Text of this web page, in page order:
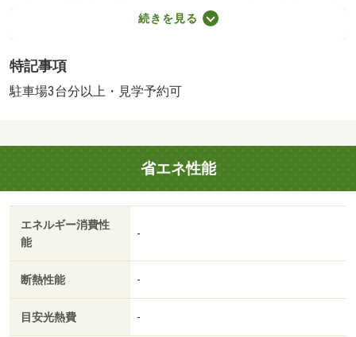
ン越しに来訪者を確認できるので、トラブルを事前に回避
しやすくなります。浴室乾燥機が付いているので、雨の日
る快適な生活、インターネットの回線を導入。駐車場があ
る物件です。現在空きがあります。駐輪場付きの物件で
続きを見る
特記事項
駐車場3台分以上・見学予約可
省エネ性能
エネルギー消費性
能
-
断熱性能 -
目安光熱費 -